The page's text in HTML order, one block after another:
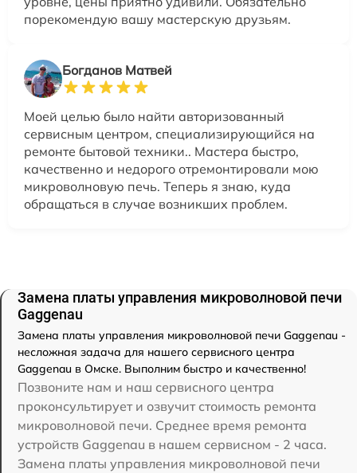
порекомендую вашу мастерскую друзьям.
Богданов Матвей
Моей целью было найти авторизованный
сервисным центром, специализирующийся на
ремонте бытовой техники.. Мастера быстро,
качественно и недорого отремонтировали мою
микроволновую печь. Теперь я знаю, куда
обращаться в случае возникших проблем.
Замена платы управления микроволновой печи
Gaggenau
Замена платы управления микроволновой печи Gaggenau -
несложная задача для нашего сервисного центра
Gaggenau в Омске. Выполним быстро и качественно!
Позвоните нам и наш сервисного центра
проконсультирует и озвучит стоимость ремонта
микроволновой печи. Среднее время ремонта
устройств Gaggenau в нашем сервисном - 2 часа.
Замена платы управления микроволновой печи